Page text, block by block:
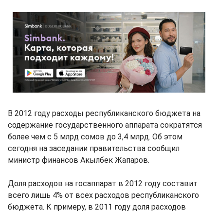
В 2012 году расходы республиканского бюджета на
содержание государственного аппарата сократятся
более чем с 5 млрд сомов до 3,4 млрд. Об этом
сегодня на заседании правительства сообщил
министр финансов Акылбек Жапаров.
Доля расходов на госаппарат в 2012 году составит
всего лишь 4% от всех расходов республиканского
бюджета. К примеру, в 2011 году доля расходов